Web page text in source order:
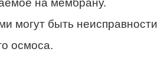
на мембрану.
могут быть неисправности
осмоса.